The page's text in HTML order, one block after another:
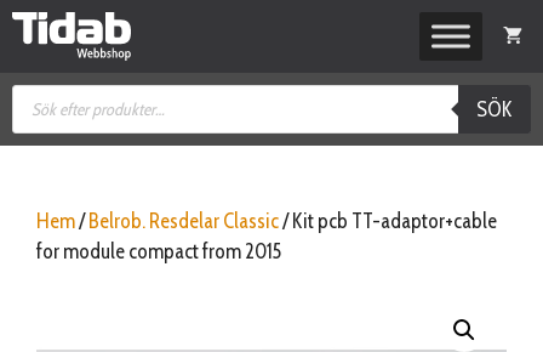
Hoppa
Produktsökning
SÖK
Hem/ Belrob. Resdelar Classic/ Kit pcb TT-adaptor+cable
for module compact from 2015